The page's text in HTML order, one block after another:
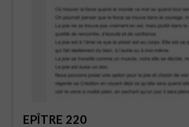
EPÎTRE 220